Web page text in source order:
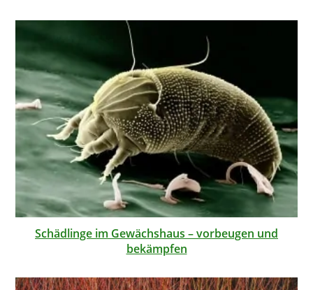
Schädlinge im Gewächshaus – vorbeugen und
bekämpfen